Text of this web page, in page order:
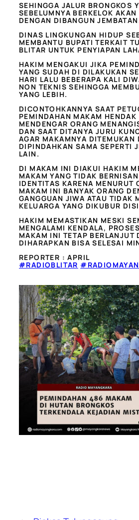
SEHINGGA JALUR BRONGKOS
SEBELUMNYA BERKELOK
DENGAN DIBANGUN
DINAS LINGKUNGAN HIDUP
MEMBANTU BUPATI TERKAIT
BLITAR UNTUK PENYIAPAN
HAKIM MENGAKUI JIKA
YANG SUDAH DI DILAKUKAN
HARI LALU BEBERAPA KALI
NON TEKNIS SEHINGGA
YANG LEBIH.
DICONTOHKANNYA SAAT
PEMINDAHAN MAKAM HENDAK
MENDENGAR ORANG
DAN SAAT DITANYA JURU
AGAR MAKAMNYA DITEMUKAN
DIPINDAHKAN SAMA SEPERTI
LAIN.
DI MAKAM INI DIAKUI HAKIM
MAKAM YANG TIDAK
IDENTITAS KARENA MENURUT
MAKAM INI BANYAK ORANG
GANGGUAN JIWA ATAU TIDAK
KELUARGA YANG DIKUBUR
HAKIM MEMASTIKAN MESKI
MENGALAMI KENDALA,
MAKAM INI TETAP BERLANJUT
DIHARAPKAN BISA SELESAI
REPORTER : APRIL
#RADIOBLITAR